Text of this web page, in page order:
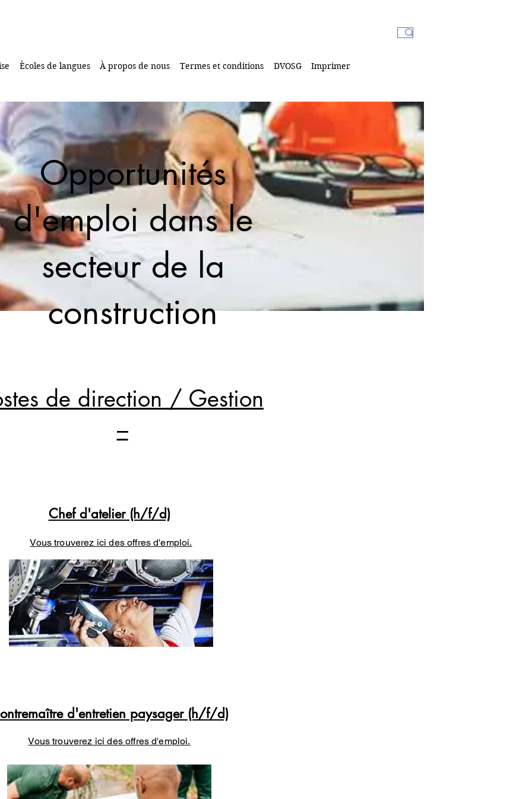
Ècoles de langues À propos de nous Termes et conditions DVOSG Imprimer
Opportunités
d'emploi dans le
secteur de la
construction
de direction / Gestion
–
Chef d'atelier (h/f/d)
Vous trouverez ici des offres d'emploi.
d'entretien paysager (h/f/d)
Vous trouverez ici des offres d'emploi.